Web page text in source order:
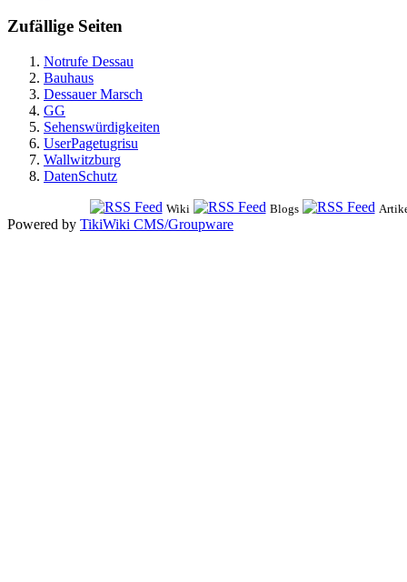
Zufällige Seiten
Notrufe Dessau
Bauhaus
Dessauer Marsch
GG
Sehenswürdigkeiten
UserPagetugrisu
Wallwitzburg
DatenSchutz
Wiki Blogs
Powered by TikiWiki CMS/Groupware